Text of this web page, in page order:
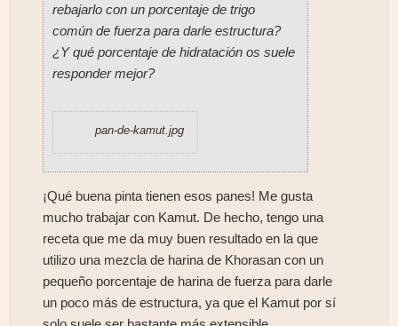
rebajarlo con un porcentaje de trigo
común de fuerza para darle estructura?
¿Y qué porcentaje de hidratación os suele
responder mejor?
pan-de-kamut.jpg
¡Qué buena pinta tienen esos panes! Me gusta
mucho trabajar con Kamut. De hecho, tengo una
receta que me da muy buen resultado en la que
utilizo una mezcla de harina de Khorasan con un
pequeño porcentaje de harina de fuerza para darle
un poco más de estructura, ya que el Kamut por sí